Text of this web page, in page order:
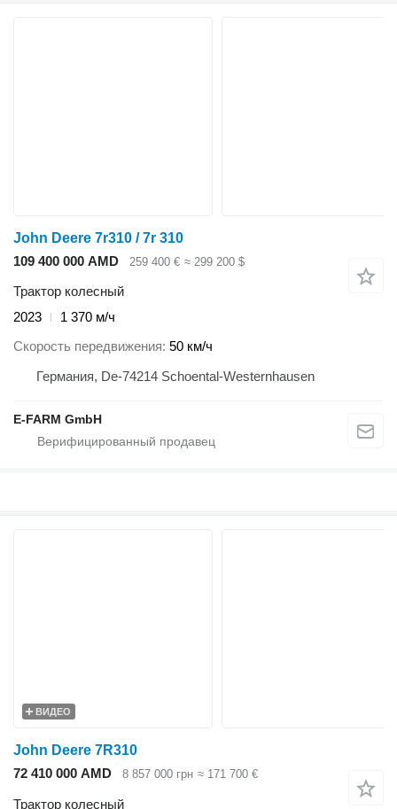
John Deere 7r310 / 7r 310
109 400 000 AMD
259 400 € ≈ 299 200 $
Трактор колесный
2023
1 370 м/ч
Скорость передвижения 50 км/ч
Германия, De-74214 Schoental-Westernhausen
E-FARM GmbH
ВИДЕО
John Deere 7R310
72 410 000 AMD
8 857 000 грн ≈ 171 700 €
Трактор колесный